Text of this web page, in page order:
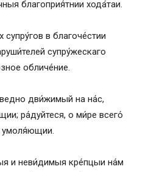
благоприя́тнии хода́таи.
в благоче́стии
супру́жескаго
обличе́ние.
дви́жимый на на́с,
ра́дуйтеся, о ми́ре всего́
умоля́ющии.
и неви́димыя кре́пцыи на́м